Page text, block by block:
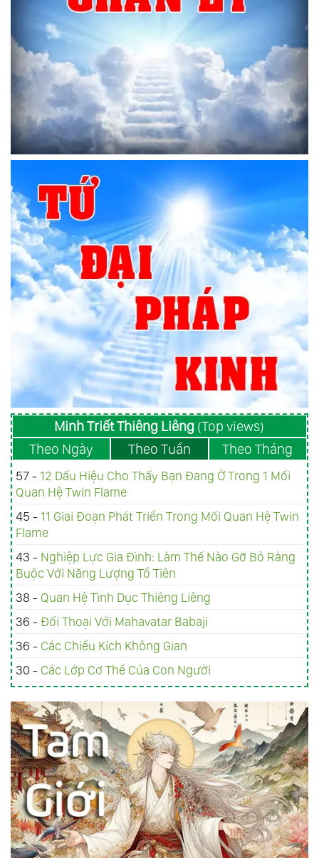
Minh Triết Thiêng Liêng (Top views)
Theo Ngày
Theo Tuần Theo Tháng
57 - 12 Dấu Hiệu Cho Thấy Bạn Đang Ở Trong 1 Mối
Quan Hệ Twin Flame
45 - 11 Giai Đoạn Phát Triển Trong Mối Quan Hệ Twin
Flame
43 - Nghiệp Lực Gia Đình: Làm Thế Nào Gỡ Bỏ Ràng
Buộc Với Năng Lượng Tổ Tiên
38 - Quan Hệ Tình Dục Thiêng Liêng
36 -Đối Thoại Với Mahavatar Babaji
36 - Các Chiều Kích Không Gian
30 - Các Lớp Cơ Thể Của Con Người